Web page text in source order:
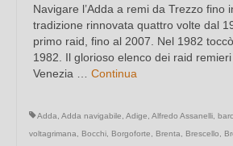
Navigare l’Adda a remi da Trezzo fino
tradizione rinnovata quattro volte dal
primo raid, fino al 2007. Nel 1982
1982. Il glorioso elenco dei raid
Venezia … Continua
Adda Adda navigabile Adige Alfredo Assanelli
voltagrimana
Bocchi Borgoforte Brenta Brescello